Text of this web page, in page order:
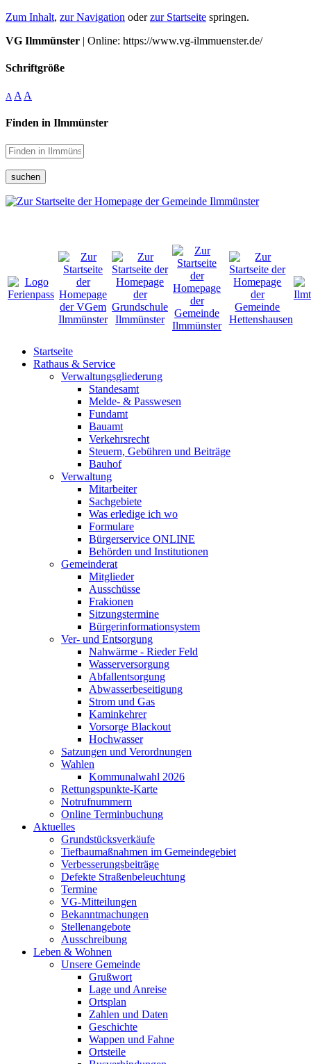
Zum Inhalt, zur Navigation oderzur Startseite springen.
VG Ilmmünster | Online: https://www.vg-ilmmuenster.de/
Schriftgröße
A A A
Finden in Ilmmünster
suchen
Startseite
Rathaus & Service
Verwaltungsgliederung
Standesamt
Melde- & Passwesen
Fundamt
Bauamt
Verkehrsrecht
Steuern, Gebühren und Beiträge
Bauhof
Verwaltung
Mitarbeiter
Sachgebiete
Was erledige ich wo
Formulare
Bürgerservice ONLINE
Behörden und Institutionen
Gemeinderat
Mitglieder
Ausschüsse
Frakionen
Sitzungstermine
Bürgerinformationsystem
Ver- und Entsorgung
Nahwärme - Rieder Feld
Wasserversorgung
Abfallentsorgung
Abwasserbeseitigung
Strom und Gas
Kaminkehrer
Vorsorge Blackout
Hochwasser
Satzungen und Verordnungen
Wahlen
Kommunalwahl 2026
Rettungspunkte-Karte
Notrufnummern
Online Terminbuchung
Aktuelles
Grundstücksverkäufe
Tiefbaumaßnahmen im Gemeindegebiet
Verbesserungsbeiträge
Defekte Straßenbeleuchtung
Termine
VG-Mitteilungen
Bekanntmachungen
Stellenangebote
Ausschreibung
Leben & Wohnen
Unsere Gemeinde
Grußwort
Lage und Anreise
Ortsplan
Zahlen und Daten
Geschichte
Wappen und Fahne
Ortsteile